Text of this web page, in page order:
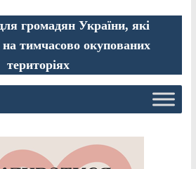
громадян України, які
тимчасово окупованих
територіях